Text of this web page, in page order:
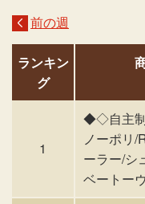
前の週
ランキン
グ
1
◆◇自主制
ノーポリ/
ーラー/シ
ベートー